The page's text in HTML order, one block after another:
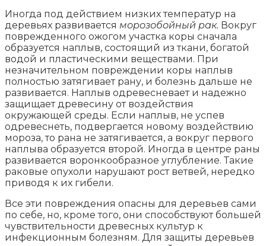
Иногда под действием низких температур на
деревьях развивается морозобойный рак. Вокруг
поврежденного ожогом участка коры сначала
образуется наплыв, состоящий из ткани, богатой
водой и пластическими веществами. При
незначительном повреждении коры наплыв
полностью затягивает рану, и болезнь дальше не
развивается. Наплыв одревесневает и надежно
защищает древесину от воздействия
окружающей среды. Если наплыв, не успев
одревеснеть, подвергается новому воздействию
мороза, то рана не затягивается, а вокруг первого
наплыва образуется второй. Иногда в центре раны
развивается воронкообразное углубление. Такие
раковые опухоли нарушают рост ветвей, нередко
приводя к их гибели.
Все эти повреждения опасны для деревьев сами
по себе, но, кроме того, они способствуют большей
чувствительности древесных культур к
инфекционным болезням. Для защиты деревьев